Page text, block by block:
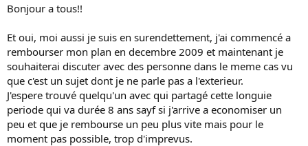
Bonjour a tous!!
Et oui, moi aussi je suis en surendettement, j'ai commencé a
rembourser mon plan en decembre 2009 et maintenant je
souhaiterai discuter avec des personne dans le meme cas vu
que c'est un sujet dont je ne parle pas a l'exterieur.
J'espere trouvé quelqu'un avec qui partagé cette longuie
periode qui va durée 8 ans sayf si j'arrive a economiser un
peu et que je rembourse un peu plus vite mais pour le
moment pas possible, trop d'imprevus.